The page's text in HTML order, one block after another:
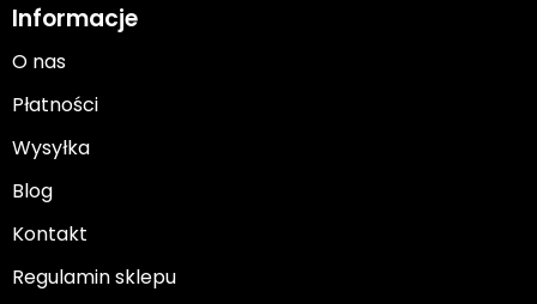
Informacje
O nas
Płatności
Wysyłka
Blog
Kontakt
Regulamin sklepu